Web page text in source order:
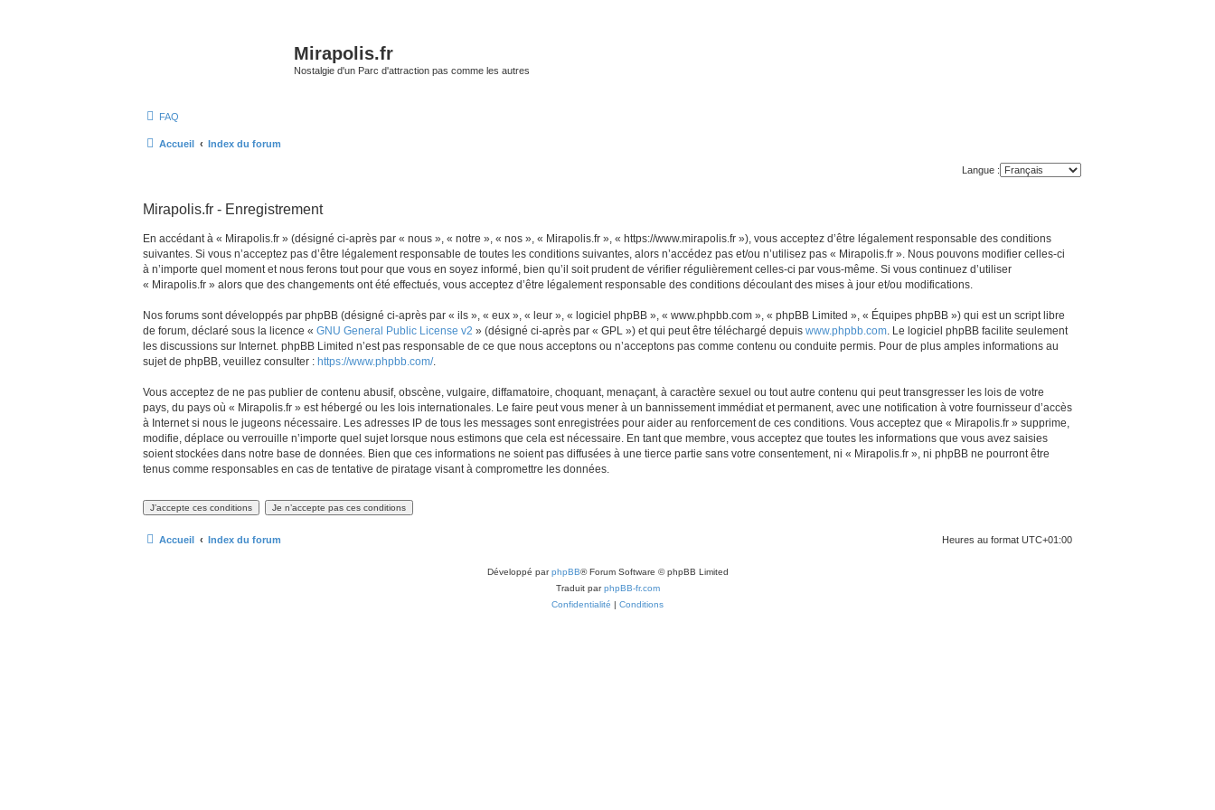
Mirapolis.fr
Nostalgie d'un Parc d'attraction pas comme les autres
FAQ
Accueil Index du forum
Langue :
Mirapolis.fr - Enregistrement
En accédant à « Mirapolis.fr » (désigné ci-après par « nous », « notre », « nos », « Mirapolis.fr », « https://www.mirapolis.fr »), vous acceptez d’être légalement responsable des conditions
suivantes. Si vous n’acceptez pas d’être légalement responsable de toutes les conditions suivantes, alors n’accédez pas et/ou n’utilisez pas « Mirapolis.fr ». Nous pouvons modifier celles-ci
à n’importe quel moment et nous ferons tout pour que vous en soyez informé, bien qu’il soit prudent de vérifier régulièrement celles-ci par vous-même. Si vous continuez d’utiliser
« Mirapolis.fr » alors que des changements ont été effectués, vous acceptez d’être légalement responsable des conditions découlant des mises à jour et/ou modifications.
Nos forums sont développés par phpBB (désigné ci-après par « ils », « eux », « leur », « logiciel phpBB », « www.phpbb.com », « phpBB Limited », « Équipes phpBB ») qui est un script libre
de forum, déclaré sous la licence « GNU General Public License v2 » (désigné ci-après par « GPL ») et qui peut être téléchargé depuis www.phpbb.com. Le logiciel phpBB facilite seulement
les discussions sur Internet. phpBB Limited n’est pas responsable de ce que nous acceptons ou n’acceptons pas comme contenu ou conduite permis. Pour de plus amples informations au
sujet de phpBB, veuillez consulter : https://www.phpbb.com/.
Vous acceptez de ne pas publier de contenu abusif, obscène, vulgaire, diffamatoire, choquant, menaçant, à caractère sexuel ou tout autre contenu qui peut transgresser les lois de votre
pays, du pays où « Mirapolis.fr » est hébergé ou les lois internationales. Le faire peut vous mener à un bannissement immédiat et permanent, avec une notification à votre fournisseur d’accès
à Internet si nous le jugeons nécessaire. Les adresses IP de tous les messages sont enregistrées pour aider au renforcement de ces conditions. Vous acceptez que « Mirapolis.fr » supprime,
modifie, déplace ou verrouille n’importe quel sujet lorsque nous estimons que cela est nécessaire. En tant que membre, vous acceptez que toutes les informations que vous avez saisies
soient stockées dans notre base de données. Bien que ces informations ne soient pas diffusées à une tierce partie sans votre consentement, ni « Mirapolis.fr », ni phpBB ne pourront être
tenus comme responsables en cas de tentative de piratage visant à compromettre les données.
Accueil Index du forum Heures au format UTC+01:00
Développé parphpBB® Forum Software © phpBB Limited
Traduit parphpBB-fr.com
Confidentialité | Conditions